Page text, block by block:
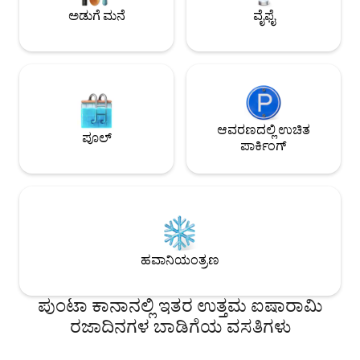
ಬೋಸ್ ಸೌಂಡ್ ಸಿಸ್ಟಮ್
ಅಡುಗೆ ಮನೆ ವೈಫೈ
ಪೂಲ್
ಆವರಣದಲ್ಲಿ ಉಚಿತ
ಪಾರ್ಕಿಂಗ್
ಹವಾನಿಯಂತ್ರಣ
ಪುಂಟಾ ಕಾನಾನಲ್ಲಿ ಇತರ ಉತ್ತಮ ಐಷಾರಾಮಿ
ರಜಾದಿನಗಳ ಬಾಡಿಗೆಯ ವಸತಿಗಳು